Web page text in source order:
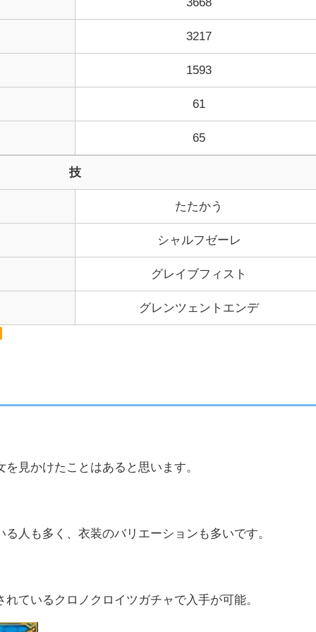
3217
1593
61
65
技
たたかう
シャルフゼーレ
グレイブフィスト
グレンツェントエンデ
見かけたことはあると思います。
人も多く、衣装のバリエーションも多いです。
ているクロノクロイツガチャで入手が可能。